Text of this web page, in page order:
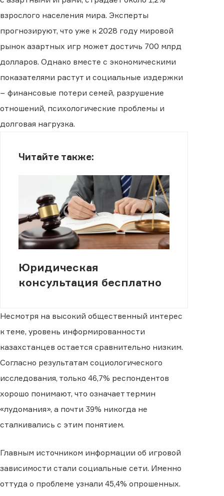
взрослого населения мира. Эксперты
прогнозируют, что уже к 2028 году мировой
рынок азартных игр может достичь 700 млрд
долларов. Однако вместе с экономическими
показателями растут и социальные издержки
− финансовые потери семей, разрушение
отношений, психологические проблемы и
долговая нагрузка.
Читайте также:
Юридическая
консультация бесплатно
Несмотря на высокий общественный интерес
к теме, уровень информированности
казахстанцев остается сравнительно низким.
Согласно результатам социологического
исследования, только 46,7% респондентов
хорошо понимают, что означает термин
«лудомания», а почти 39% никогда не
сталкивались с этим понятием.
Главным источником информации об игровой
зависимости стали социальные сети. Именно
оттуда о проблеме узнали 45,4% опрошенных.